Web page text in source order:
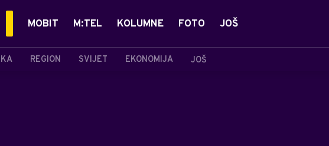
REGION SVIJET EKONOMIJA JOŠ
MOBIT M:TEL KOLUMNE FOTO JOŠ